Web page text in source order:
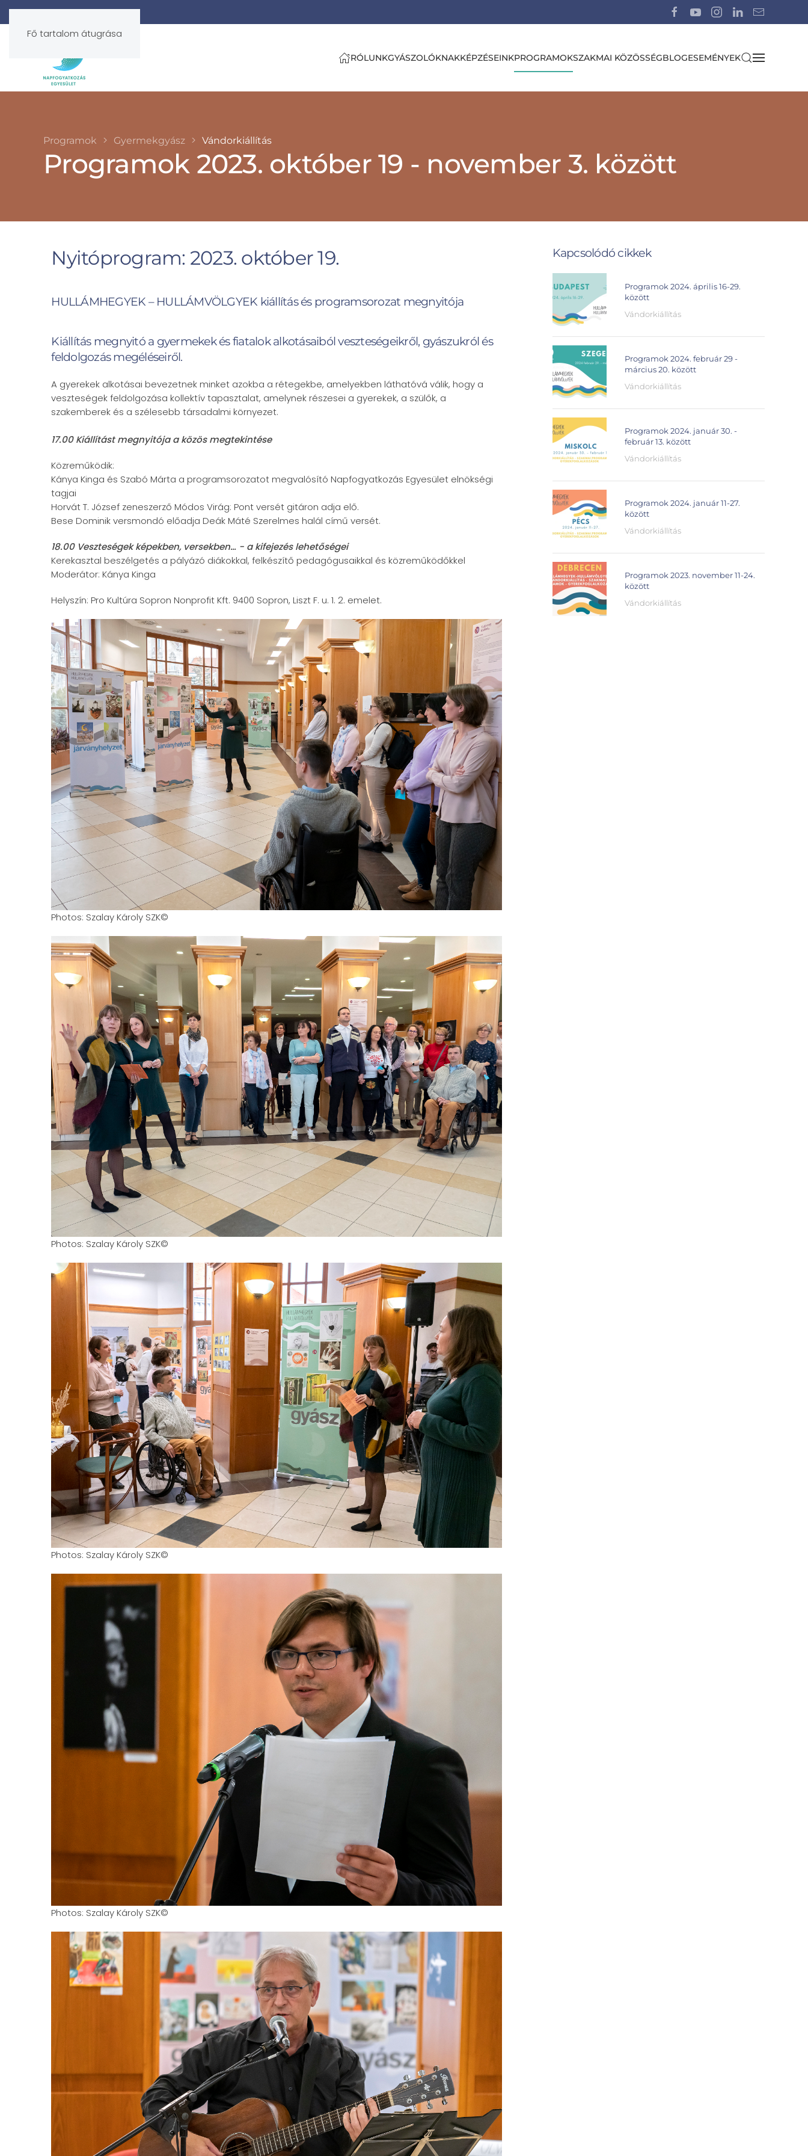
Fő tartalom átugrása
RÓLUNKGYÁSZOLÓKNAKKÉPZÉSEINKPROGRAMOKSZAKMAI KÖZÖSSÉGBLOGESEMÉNYEK
Programok Gyermekgyász Vándorkiállítás
Programok 2023. október 19 - november 3. között
Nyitóprogram: 2023. október 19.
HULLÁMHEGYEK – HULLÁMVÖLGYEK kiállítás és programsorozat megnyitója
Kiállítás megnyitó a gyermekek és fiatalok alkotásaiból veszteségeikről, gyászukról és
feldolgozás megéléseiről.
A gyerekek alkotásai bevezetnek minket azokba a rétegekbe, amelyekben láthatóvá válik, hogy a
veszteségek feldolgozása kollektív tapasztalat, amelynek részesei a gyerekek, a szülők, a
szakemberek és a szélesebb társadalmi környezet.
17.00 Kiállítást megnyitója a közös megtekintése
Közreműködik:
Kánya Kinga és Szabó Márta a programsorozatot megvalósító Napfogyatkozás Egyesület elnökségi
tagjai
Horvát T. József zeneszerző Módos Virág: Pont versét gitáron adja elő.
Bese Dominik versmondó előadja Deák Máté Szerelmes halál című versét.
18.00 Veszteségek képekben, versekben… - a kifejezés lehetőségei
Kerekasztal beszélgetés a pályázó diákokkal, felkészítő pedagógusaikkal és közreműködőkkel
Moderátor: Kánya Kinga
Helyszín: Pro Kultúra Sopron Nonprofit Kft. 9400 Sopron, Liszt F. u. 1. 2. emelet.
Photos: Szalay Károly SZK©
Photos: Szalay Károly SZK©
Photos: Szalay Károly SZK©
Photos: Szalay Károly SZK©
Kapcsolódó cikkek
Programok 2024. április 16-29.
között
Vándorkiállítás
Programok 2024. február 29 -
március 20. között
Vándorkiállítás
Programok 2024. január 30. -
február 13. között
Vándorkiállítás
Programok 2024. január 11-27.
között
Vándorkiállítás
Programok 2023. november 11-24.
között
Vándorkiállítás